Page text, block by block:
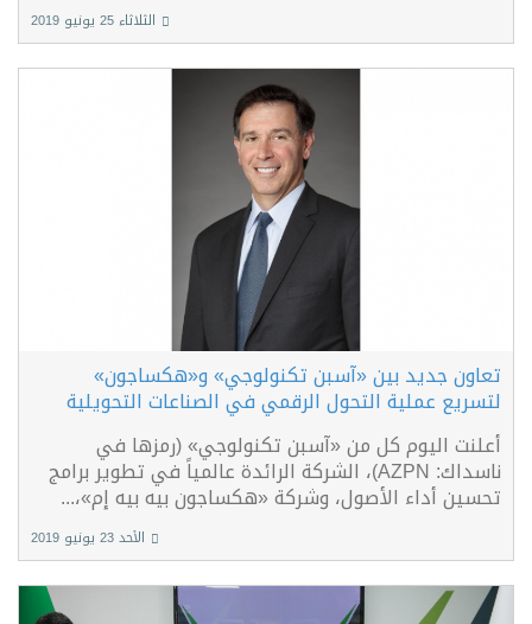
الثلاثاء 25 يونيو 2019
تعاون جديد بين «آسبن تكنولوجي» و«هكساجون»
لتسريع عملية التحول الرقمي في الصناعات التحويلية
أعلنت اليوم كل من «آسبن تكنولوجي» (رمزها في
ناسداك: AZPN)، الشركة الرائدة عالمياً في تطوير برامج
تحسين أداء الأصول، وشركة «هكساجون بيه بيه إم»،...
الأحد 23 يونيو 2019